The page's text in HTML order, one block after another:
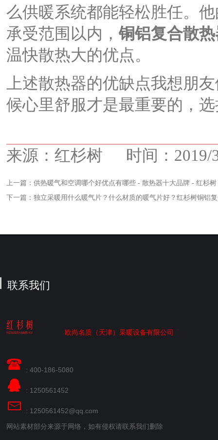
么供暖系统都能轻松胜任。
承受范围以内，铜铝复合散
温快散热大的优点。
上述散热器的优缺点我想朋
候心里舒服才是最重要的，
来源：红杉树 时间：2019/
上一篇： 供热暖气和空调哪个好优点有哪些 - 散热器十大品牌 - 红杉树
下一篇： 独立采暖用什么暖气片？什么材质的暖气片好？红杉树铜铝
联系我们
欧尚名质（天津）采暖设备有限公司
: 400-186-5080
: 1250561452
: 1250561452@qq.com
网站素材部分来源于网络，如有侵权请联系我们删除